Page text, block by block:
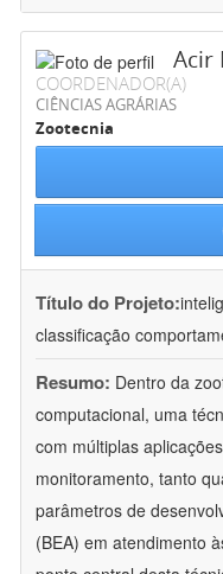
Acir
COORDENADOR(A)
CIÊNCIAS AGRÁRIAS
Zootecnia
Título do Projeto:
classificação
Resumo: Dentro da
computacional, uma
com múltiplas
monitoramento, tanto
parâmetros de
(BEA) em atendimento